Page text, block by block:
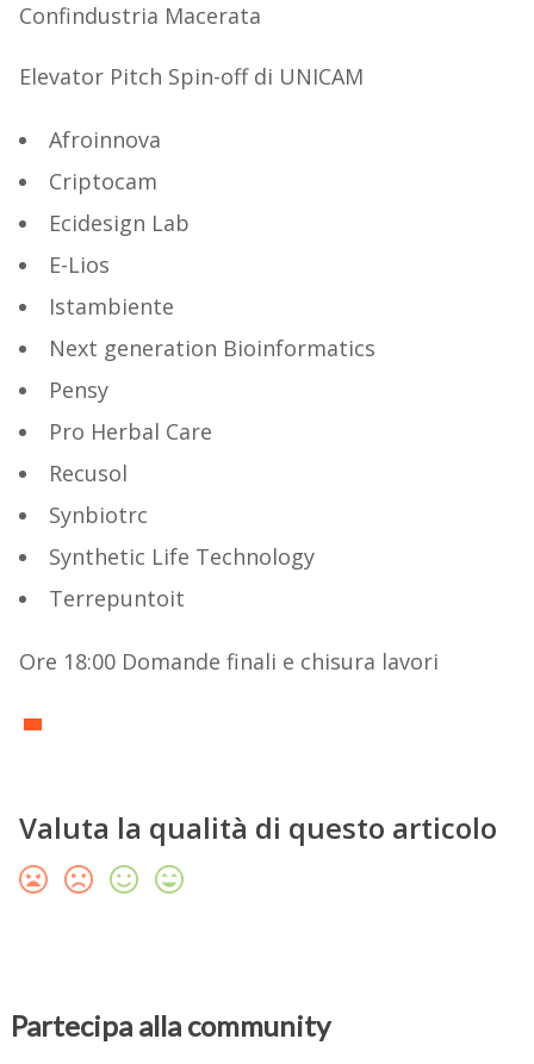
Confindustria Macerata
Elevator Pitch Spin-off di UNICAM
Afroinnova
Criptocam
Ecidesign Lab
E-Lios
Istambiente
Next generation Bioinformatics
Pensy
Pro Herbal Care
Recusol
Synbiotrc
Synthetic Life Technology
Terrepuntoit
Ore 18:00 Domande finali e chisura lavori
Valuta la qualità di questo articolo
Partecipa alla community